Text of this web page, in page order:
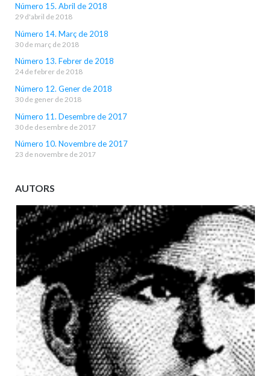
Número 15. Abril de 2018
29 d'abril de 2018
Número 14. Març de 2018
30 de març de 2018
Número 13. Febrer de 2018
24 de febrer de 2018
Número 12. Gener de 2018
30 de gener de 2018
Número 11. Desembre de 2017
30 de desembre de 2017
Número 10. Novembre de 2017
23 de novembre de 2017
AUTORS